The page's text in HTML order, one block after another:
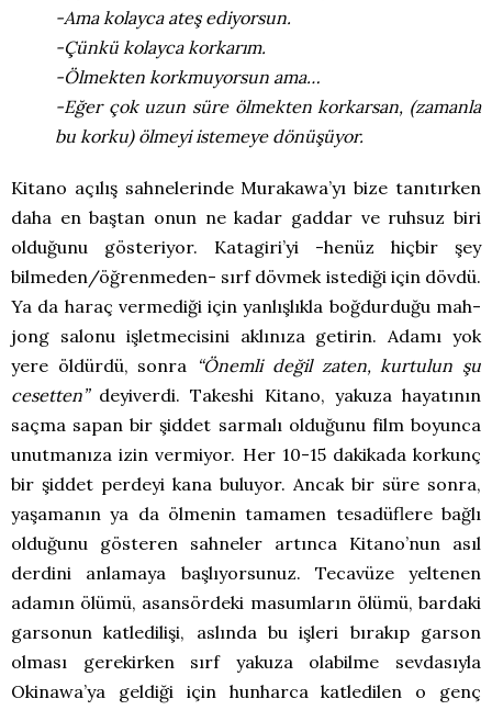
-Ama kolayca ateş ediyorsun.
-Çünkü kolayca korkarım.
-Ölmekten korkmuyorsun ama…
-Eğer çok uzun süre ölmekten korkarsan, (zamanla
bu korku) ölmeyi istemeye dönüşüyor.
Kitano açılış sahnelerinde Murakawa’yı bize tanıtırken
daha en baştan onun ne kadar gaddar ve ruhsuz biri
olduğunu gösteriyor. Katagiri’yi -henüz hiçbir şey
bilmeden/öğrenmeden- sırf dövmek istediği için dövdü.
Ya da haraç vermediği için yanlışlıkla boğdurduğu mah-
jong salonu işletmecisini aklınıza getirin. Adamı yok
yere öldürdü, sonra
“Önemli değil zaten, kurtulun şu
cesetten”deyiverdi. Takeshi Kitano, yakuza hayatının
saçma sapan bir şiddet sarmalı olduğunu film boyunca
unutmanıza izin vermiyor. Her 10-15 dakikada korkunç
bir şiddet perdeyi kana buluyor. Ancak bir süre sonra,
yaşamanın ya da ölmenin tamamen tesadüflere bağlı
olduğunu gösteren sahneler artınca Kitano’nun asıl
derdini anlamaya başlıyorsunuz. Tecavüze yeltenen
adamın ölümü, asansördeki masumların ölümü, bardaki
garsonun katledilişi, aslında bu işleri bırakıp garson
olması gerekirken sırf yakuza olabilme sevdasıyla
Okinawa’ya geldiği için hunharca katledilen o genç